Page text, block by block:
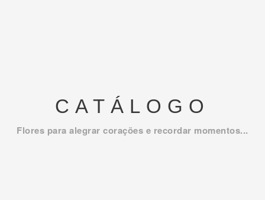
CATÁLOGO
Flores para alegrar corações e recordar momentos...